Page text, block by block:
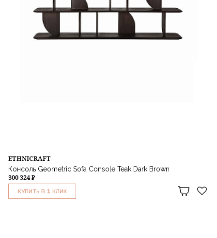
ETHNICRAFT
Консоль Geometric Sofa Console Teak Dark Brown
300 324 ₽
КУПИТЬ В 1 КЛИК